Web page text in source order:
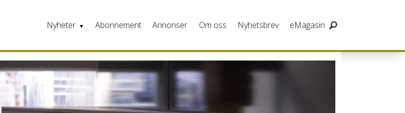
Nyheter Abonnement Annonser Om oss Nyhetsbrev eMagasin